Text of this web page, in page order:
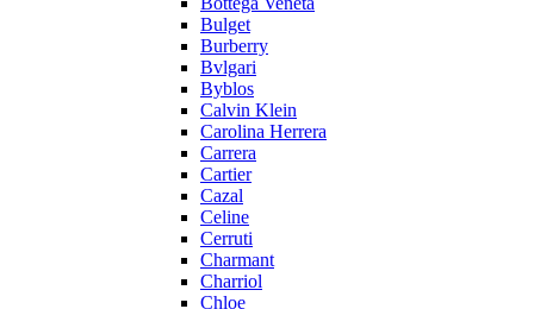
Bulget
Burberry
Bvlgari
Byblos
Calvin Klein
Carolina Herrera
Carrera
Cartier
Cazal
Celine
Cerruti
Charmant
Charriol
Chloe